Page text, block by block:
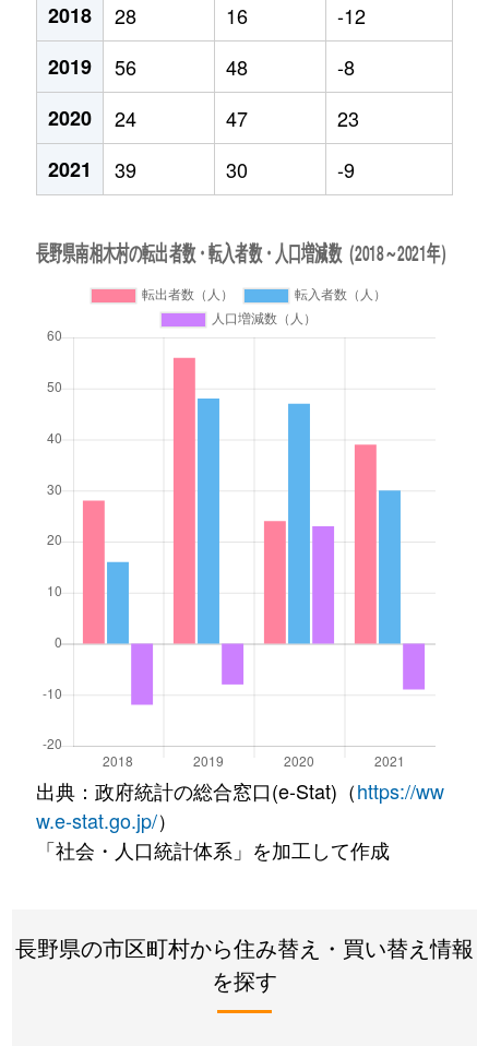
2018
28 16
-12
2019
56 48
-8
2020
24 47
23
2021
39 30 -9
出典：政府統計の総合窓口(e-Stat)（https://ww
w.e-stat.go.jp/）
「社会・人口統計体系」を加工して作成
長野県の市区町村から住み替え・買い替え情報
を探す